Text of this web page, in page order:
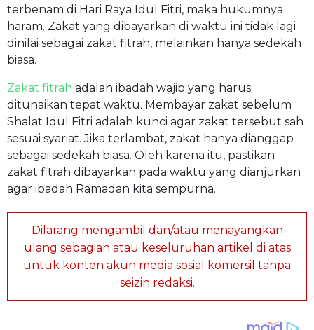
terbenam di Hari Raya Idul Fitri, maka hukumnya
haram. Zakat yang dibayarkan di waktu ini tidak lagi
dinilai sebagai zakat fitrah, melainkan hanya sedekah
biasa.
Zakat fitrah adalah ibadah wajib yang harus
ditunaikan tepat waktu. Membayar zakat sebelum
Shalat Idul Fitri adalah kunci agar zakat tersebut sah
sesuai syariat. Jika terlambat, zakat hanya dianggap
sebagai sedekah biasa. Oleh karena itu, pastikan
zakat fitrah dibayarkan pada waktu yang dianjurkan
agar ibadah Ramadan kita sempurna.
Dilarang mengambil dan/atau menayangkan
ulang sebagian atau keseluruhan artikel di atas
untuk konten akun media sosial komersil tanpa
seizin redaksi.